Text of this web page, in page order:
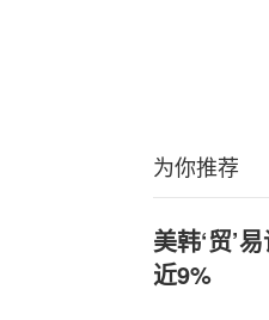
为你推荐
美韩‘贸’
近9%